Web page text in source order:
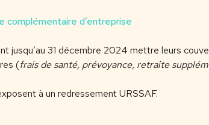
complémentaire d’entreprise
jusqu’au 31 décembre 2024 mettre leurs
(frais de santé, prévoyance, retraite
à un redressement URSSAF.